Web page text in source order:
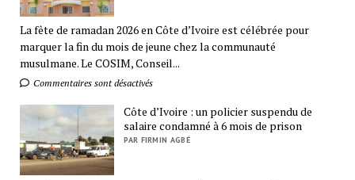
La fête de ramadan 2026 en Côte d’Ivoire est célébrée pour
marquer la fin du mois de jeune chez la communauté
musulmane. Le COSIM, Conseil...
Commentaires sont désactivés
Côte d’Ivoire : un policier suspendu de
salaire condamné à 6 mois de prison
PAR FIRMIN AGBÉ